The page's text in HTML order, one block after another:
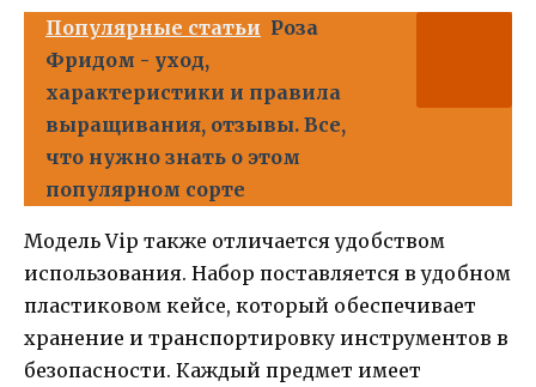
Популярные статьи Роза
Фридом - уход,
характеристики и правила
выращивания, отзывы. Все,
что нужно знать о этом
популярном сорте
Модель Vip также отличается удобством
использования. Набор поставляется в удобном
пластиковом кейсе, который обеспечивает
хранение и транспортировку инструментов в
безопасности. Каждый предмет имеет